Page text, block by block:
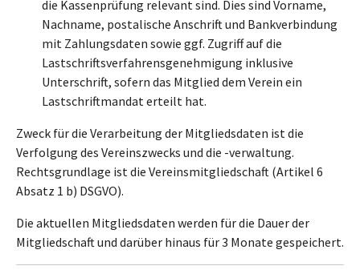
die Kassenprüfung relevant sind. Dies sind Vorname,
Nachname, postalische Anschrift und Bankverbindung
mit Zahlungsdaten sowie ggf. Zugriff auf die
Lastschriftsverfahrensgenehmigung inklusive
Unterschrift, sofern das Mitglied dem Verein ein
Lastschriftmandat erteilt hat.
Zweck für die Verarbeitung der Mitgliedsdaten ist die
Verfolgung des Vereinszwecks und die -verwaltung.
Rechtsgrundlage ist die Vereinsmitgliedschaft (Artikel 6
Absatz 1 b) DSGVO).
Die aktuellen Mitgliedsdaten werden für die Dauer der
Mitgliedschaft und darüber hinaus für 3 Monate gespeichert.